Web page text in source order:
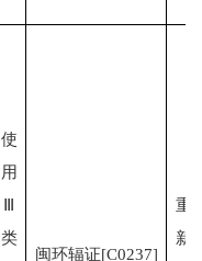
使
用
Ⅲ
类
闽环辐证[C0237]
重
新